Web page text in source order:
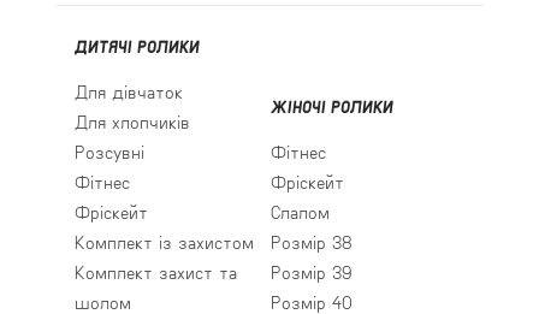
ДИТЯЧІ РОЛИКИ
Для дівчаток
Для хлопчиків
Розсувні
Фітнес
Фріскейт
Комплект із захистом
Комплект захист та
шолом
ЖІНОЧІ РОЛИКИ
Фітнес
Фріскейт
Слалом
Розмір 38
Розмір 39
Розмір 40